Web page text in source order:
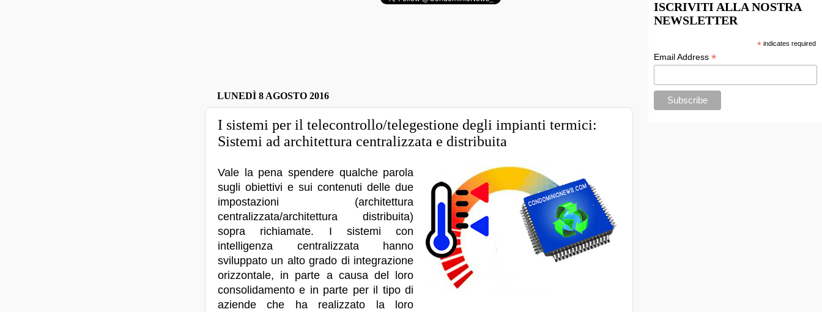
LUNEDÌ 8 AGOSTO 2016
I sistemi per il telecontrollo/telegestione degli impianti termici:
Sistemi ad architettura centralizzata e distribuita
Vale la pena spendere qualche parola
sugli obiettivi e sui contenuti delle due
impostazioni (architettura
centralizzata/architettura distribuita)
sopra richiamate. I sistemi con
intelligenza centralizzata hanno
sviluppato un alto grado di integrazione
orizzontale, in parte a causa del loro
consolidamento e in parte per il tipo di
aziende che ha realizzato la loro
ISCRIVITI ALLA NOSTRA
NEWSLETTER
*indicates required
Email Address *